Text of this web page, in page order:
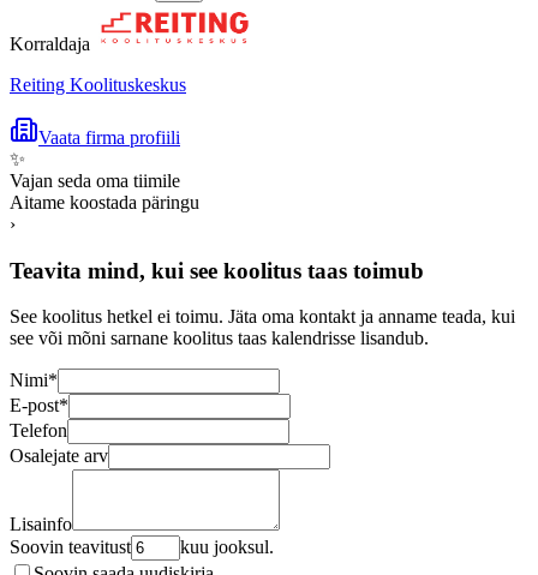
Korraldaja
Reiting Koolituskeskus
Vaata firma profiili
✨
Vajan seda oma tiimile
Aitame koostada päringu
›
Teavita mind, kui see koolitus taas toimub
See koolitus hetkel ei toimu. Jäta oma kontakt ja anname teada, kui
see või mõni sarnane koolitus taas kalendrisse lisandub.
Nimi*
E-post*
Telefon
Osalejate arv
Lisainfo
Soovin teavitust
kuu jooksul.